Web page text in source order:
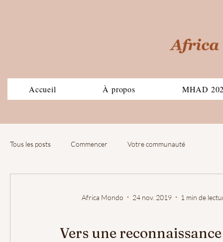
Accueil À propos MHAD
Tous les posts Commencer Votre communauté
Africa Mondo 24 nov. 2019 1 min de
Vers une